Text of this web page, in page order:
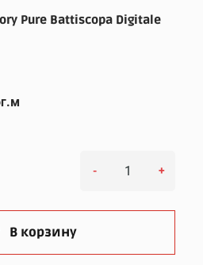
Pure Battiscopa Digitale
- +
В корзину